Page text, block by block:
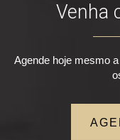
Venha
Agende hoje mesmo